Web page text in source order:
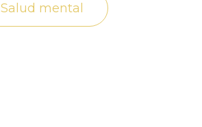
Salud mental